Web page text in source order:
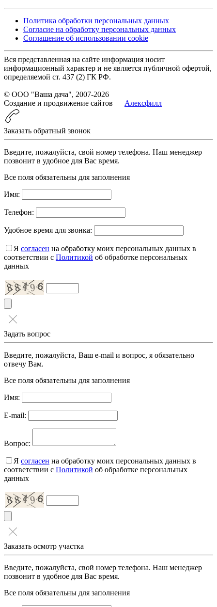
Политика обработки персональных данных
Согласие на обработку персональных данных
Соглашение об использовании cookie
Вся представленная на сайте информация носит
информационный характер и не является публичной офертой,
определяемой ст. 437 (2) ГК РФ.
© ООО "Ваша дача", 2007-2026
Создание и продвижение сайтов — Алексфилл
Заказать обратный звонок
Введите, пожалуйста, свой номер телефона. Наш менеджер
позвонит в удобное для Вас время.
Все поля обязательны для заполнения
Имя:
Телефон:
Удобное время для звонка:
Я согласен на обработку моих персональных данных в
соответствии с Политикой об обработке персональных
данных
Задать вопрос
Введите, пожалуйста, Ваш e-mail и вопрос, я обязательно
отвечу Вам.
Все поля обязательны для заполнения
Имя:
E-mail:
Вопрос:
Я согласен на обработку моих персональных данных в
соответствии с Политикой об обработке персональных
данных
Заказать осмотр участка
Введите, пожалуйста, свой номер телефона. Наш менеджер
позвонит в удобное для Вас время.
Все поля обязательны для заполнения